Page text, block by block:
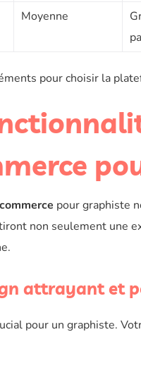
Moyenne
pour choisir la
pour graphiste
non seulement une
attrayant et
pour un graphiste.